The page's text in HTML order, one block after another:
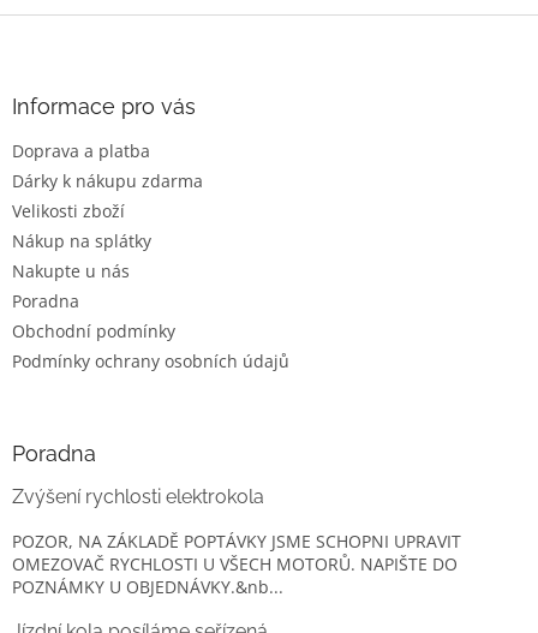
Informace pro vás
Doprava a platba
Dárky k nákupu zdarma
Velikosti zboží
Nákup na splátky
Nakupte u nás
Poradna
Obchodní podmínky
Podmínky ochrany osobních údajů
Poradna
Zvýšení rychlosti elektrokola
POZOR, NA ZÁKLADĚ POPTÁVKY JSME SCHOPNI UPRAVIT
OMEZOVAČ RYCHLOSTI U VŠECH MOTORŮ. NAPIŠTE DO
POZNÁMKY U OBJEDNÁVKY.&nb...